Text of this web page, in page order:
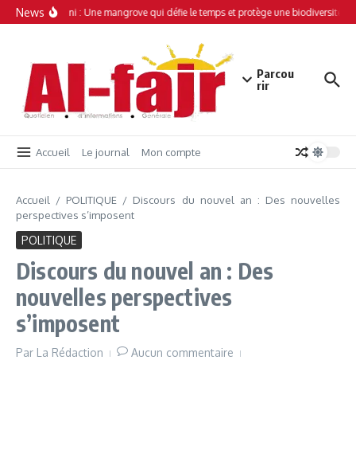
Aller au contenu
News
Simamboini : Une mangrove qui défie le temps et protège une biodiversité
Parcou
rir
Accueil Le journal Mon compte
Accueil / POLITIQUE / Discours du nouvel an : Des nouvelles
perspectives s’imposent
POLITIQUE
Discours du nouvel an : Des
nouvelles perspectives
s’imposent
Par La Rédaction Aucun commentaire